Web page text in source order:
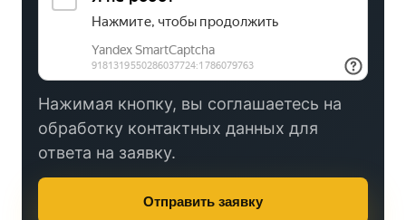
Нажимая кнопку, вы соглашаетесь на
обработку контактных данных для
ответа на заявку.
Отправить заявку